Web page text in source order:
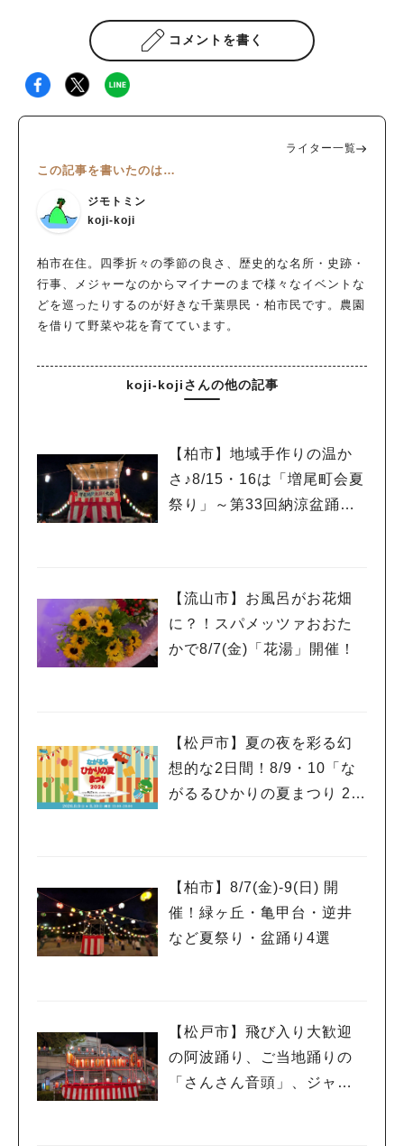
コメントを書く
ライター一覧
この記事を書いたのは…
ジモトミン
koji-koji
柏市在住。四季折々の季節の良さ、歴史的な名所・史跡・
行事、メジャーなのからマイナーのまで様々なイベントな
どを巡ったりするのが好きな千葉県民・柏市民です。農園
を借りて野菜や花を育てています。
koji-kojiさんの他の記事
【柏市】地域手作りの温か
さ♪8/15・16は「増尾町会夏
祭り」～第33回納涼盆踊り
【流山市】お風呂がお花畑
に？！スパメッツァおおた
かで8/7(金)「花湯」開催！
【松戸市】夏の夜を彩る幻
想的な2日間！8/9・10「な
がるるひかりの夏まつり 20
【柏市】8/7(金)‐9(日) 開
催！緑ヶ丘・亀甲台・逆井
など夏祭り・盆踊り4選
【松戸市】飛び入り大歓迎
の阿波踊り、ご当地踊りの
「さんさん音頭」、ジャ